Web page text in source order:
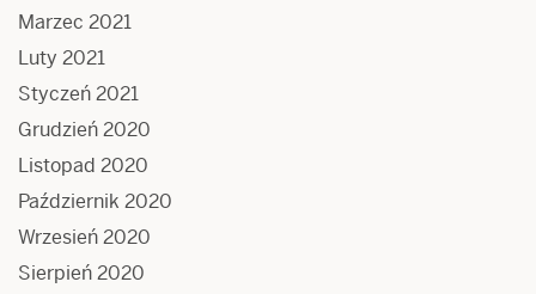
Marzec 2021
Luty 2021
Styczeń 2021
Grudzień 2020
Listopad 2020
Październik 2020
Wrzesień 2020
Sierpień 2020